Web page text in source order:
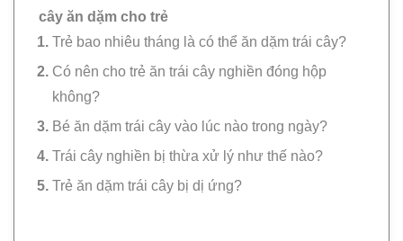
cây ăn dặm cho trẻ
Trẻ bao nhiêu tháng là có thể ăn dặm trái cây?
Có nên cho trẻ ăn trái cây nghiền đóng hộp
không?
Bé ăn dặm trái cây vào lúc nào trong ngày?
Trái cây nghiền bị thừa xử lý như thế nào?
Trẻ ăn dặm trái cây bị dị ứng?